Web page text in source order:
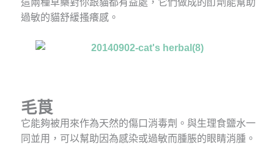
過敏的貓舒緩搔癢感。
毛莨
它能夠被用來作為天然的傷口消毒劑。與生理食鹽水一
同並用，可以幫助因為感染或過敏而腫脹的眼睛消腫。